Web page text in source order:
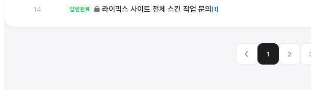
14 답변완료 라이믹스 사이트 전체 스킨 작업 문의 [1]
1 2